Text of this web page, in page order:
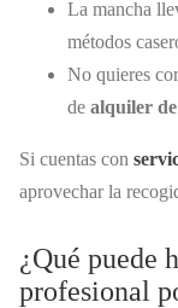
La mancha
métodos
No quieres
de alquiler
Si cuentas con
aprovechar la
¿Qué puede
profesional